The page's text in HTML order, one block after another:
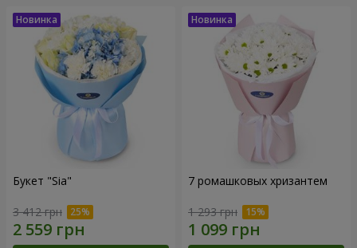
Букет "Sia"
3 412 грн
7 ромашковых хризантем
1 293 грн